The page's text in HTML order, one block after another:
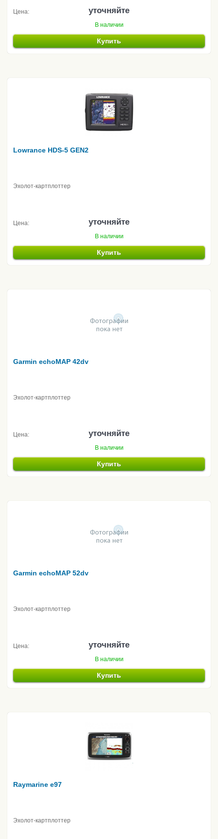
Цена: уточняйте
В наличии
Купить
Lowrance HDS-5 GEN2
Эхолот-картплоттер
Цена: уточняйте
В наличии
Купить
Garmin echoMAP 42dv
Эхолот-картплоттер
Цена: уточняйте
В наличии
Купить
Garmin echoMAP 52dv
Эхолот-картплоттер
Цена: уточняйте
В наличии
Купить
Raymarine e97
Эхолот-картплоттер